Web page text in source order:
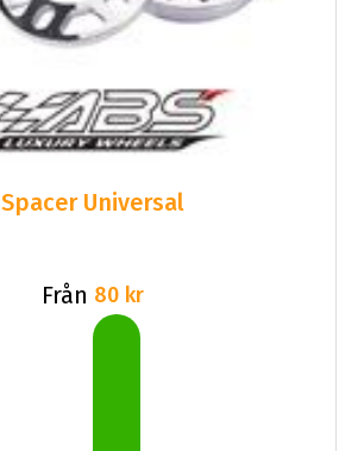
Spacer Universal
Från 80 kr